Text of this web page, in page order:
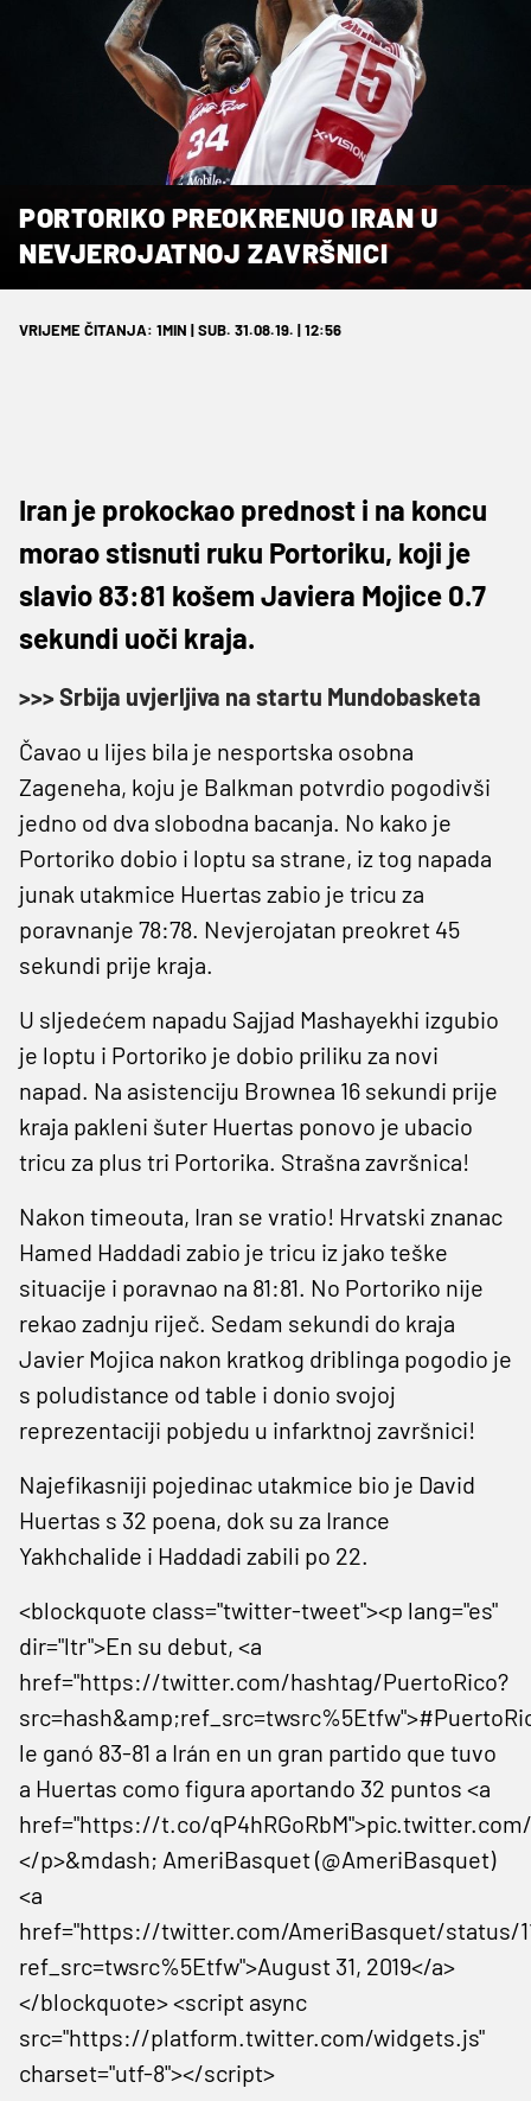
PORTORIKO PREOKRENUO IRAN U
NEVJEROJATNOJ ZAVRŠNICI
VRIJEME ČITANJA: 1MIN | SUB. 31.08.19. | 12:56
Iran je prokockao prednost i na koncu
morao stisnuti ruku Portoriku, koji je
slavio 83:81 košem Javiera Mojice 0.7
sekundi uoči kraja.
>>> Srbija uvjerljiva na startu Mundobasketa
Čavao u lijes bila je nesportska osobna
Zageneha, koju je Balkman potvrdio pogodivši
jedno od dva slobodna bacanja. No kako je
Portoriko dobio i loptu sa strane, iz tog napada
junak utakmice Huertas zabio je tricu za
poravnanje 78:78. Nevjerojatan preokret 45
sekundi prije kraja.
U sljedećem napadu Sajjad Mashayekhi izgubio
je loptu i Portoriko je dobio priliku za novi
napad. Na asistenciju Brownea 16 sekundi prije
kraja pakleni šuter Huertas ponovo je ubacio
tricu za plus tri Portorika. Strašna završnica!
Nakon timeouta, Iran se vratio! Hrvatski znanac
Hamed Haddadi zabio je tricu iz jako teške
situacije i poravnao na 81:81. No Portoriko nije
rekao zadnju riječ. Sedam sekundi do kraja
Javier Mojica nakon kratkog driblinga pogodio je
s poludistance od table i donio svojoj
reprezentaciji pobjedu u infarktnoj završnici!
Najefikasniji pojedinac utakmice bio je David
Huertas s 32 poena, dok su za Irance
Yakhchalide i Haddadi zabili po 22.
<blockquote class="twitter-tweet"><p lang="es"
dir="ltr">En su debut, <a
href="https://twitter.com/hashtag/PuertoRico?
le ganó 83-81 a Irán en un gran partido que tuvo
a Huertas como figura aportando 32 puntos <a
href="https://t.co/qP4hRGoRbM">pic.twitter.com/
</p>&mdash; AmeriBasquet (@AmeriBasquet)
<a
href="https://twitter.com/AmeriBasquet/status/
ref_src=twsrc%5Etfw">August 31, 2019</a>
</blockquote> <script async
src="https://platform.twitter.com/widgets.js"
charset="utf-8"></script>